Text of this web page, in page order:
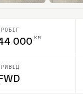
000 км